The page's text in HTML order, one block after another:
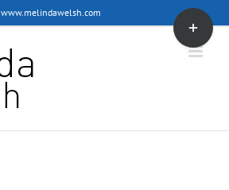
www.melindawelsh.com
Toggle
Sliding
Bar
Area